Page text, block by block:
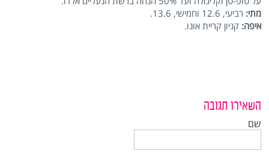
מתי: רביעי, 12.6 וחמישי, 13.6.
איפה: קניון קריית אונו.
השאירו תגובה
שם